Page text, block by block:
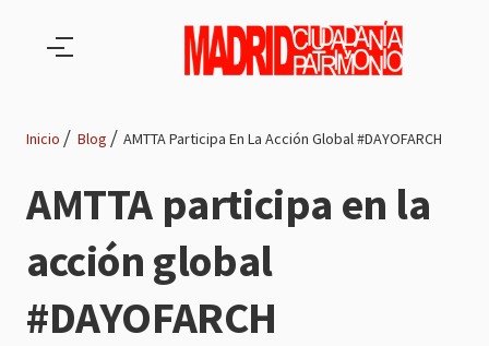
Ruta
de
navegación
Inicio Blog AMTTA Participa En La Acción Global #‎DAYOFARCH
AMTTA participa en la
acción global
#‎DAYOFARCH